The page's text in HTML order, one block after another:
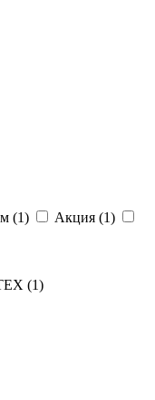
(1) Акция (1)
(1)